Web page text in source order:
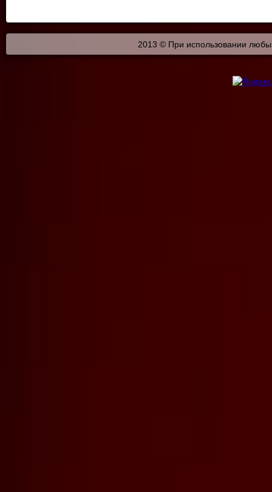
2013 © При использовании